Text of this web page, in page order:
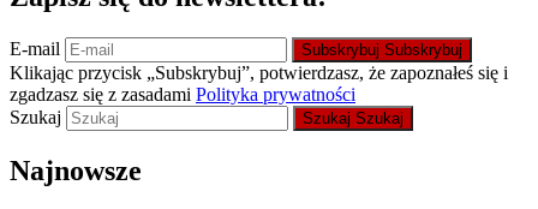
E-mail Subskrybuj Subskrybuj
Klikając przycisk „Subskrybuj”, potwierdzasz, że zapoznałeś się i
zgadzasz się z zasadami Polityka prywatności
Szukaj
Szukaj Szukaj
Najnowsze